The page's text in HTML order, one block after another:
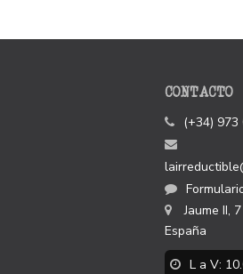
CONTACTO
(+34) 973
Jaume II, 7
España
L a V: